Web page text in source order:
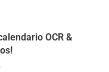
OCR &